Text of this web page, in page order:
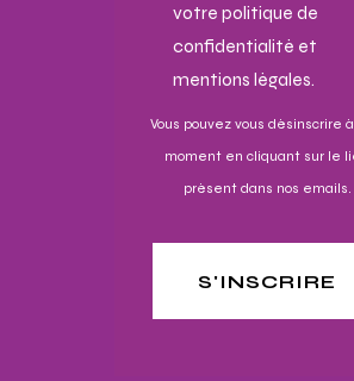
votre politique de
confidentialité et
mentions légales.
Vous pouvez vous désinscrire
moment en cliquant sur le
présent dans nos emails.
S'INSCRIRE